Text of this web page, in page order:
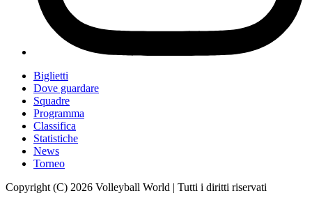
Biglietti
Dove guardare
Squadre
Programma
Classifica
Statistiche
News
Torneo
Copyright (C) 2026 Volleyball World | Tutti i diritti riservati